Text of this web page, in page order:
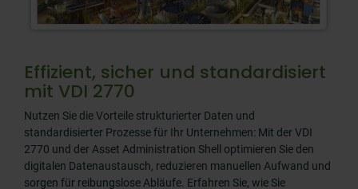
Effizient, sicher und standardisiert
mit VDI 2770
Nutzen Sie die Vorteile strukturierter Daten und
standardisierter Prozesse für Ihr Unternehmen: Mit der VDI
2770 und der Asset Administration Shell optimieren Sie den
digitalen Datenaustausch, reduzieren manuellen Aufwand und
sorgen für reibungslose Abläufe. Erfahren Sie, wie Sie